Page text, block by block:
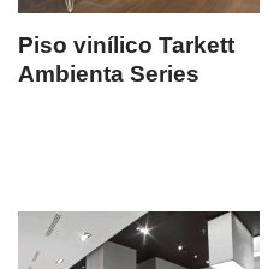
Piso vinílico Tarkett
Ambienta Series